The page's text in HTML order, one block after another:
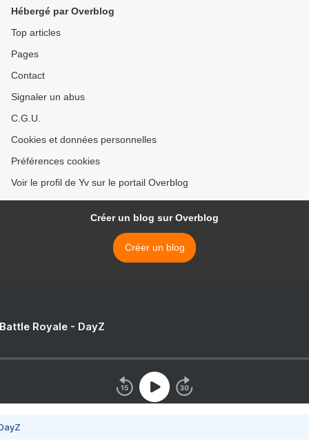
Hébergé par Overblog
Top articles
Pages
Contact
Signaler un abus
C.G.U.
Cookies et données personnelles
Préférences cookies
Voir le profil de Yv sur le portail Overblog
Créer un blog sur Overblog
Créer un blog
Royale - DayZ